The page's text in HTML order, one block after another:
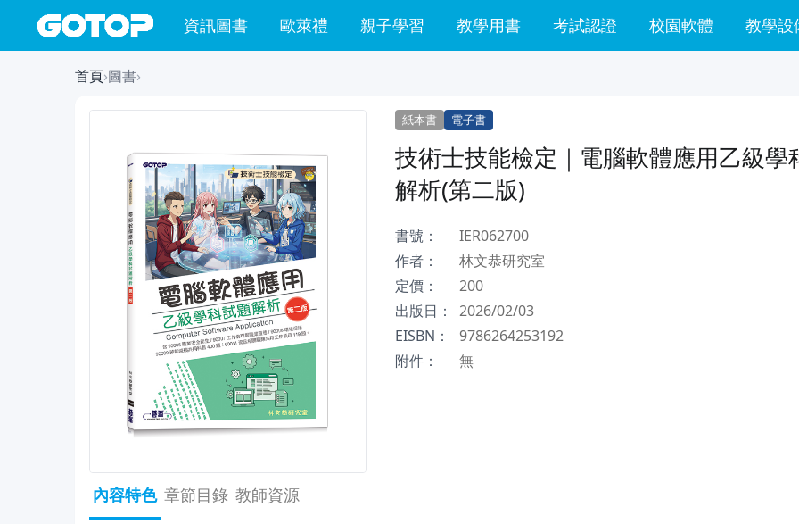
資訊圖書 歐萊禮 親子學習 教學用書 考試認證 校園軟體 教學設
首頁›圖書›
紙本書 電子書
技術士技能檢定｜電腦軟體應用乙級學
解析(第二版)
書號：
IER062700
作者：
林文恭研究室
定價：
200
出版日：
2026/02/03
EISBN：
9786264253192
附件：
無
內容特色 章節目錄 教師資源